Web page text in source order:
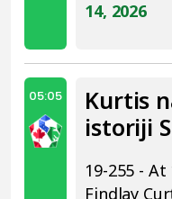
14, 2026
05:05
Kurtis
istoriji
19-255 -
Findlay